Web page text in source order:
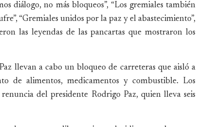
diálogo, no más bloqueos”, “Los gremiales también
“Gremiales unidos por la paz y el abastecimiento”,
las leyendas de las pancartas que mostraron los
llevan a cabo un bloqueo de carreteras que aisló a
de alimentos, medicamentos y combustible. Los
del presidente Rodrigo Paz, quien lleva seis